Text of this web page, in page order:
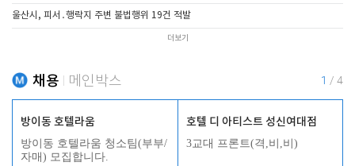
울산시, 피서․행락지 주변 불법행위 19건 적발
더보기
채용 메인박스 1 / 4
방이동 호텔라움
방이동 호텔라움 청소팀(부부/
자매) 모집합니다.
호텔 디 아티스트 성신여대점
3교대 프론트(격,비,비)